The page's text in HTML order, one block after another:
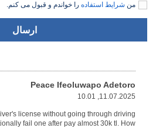
من شرایط استفاده را خواندم و قبول می کنم.
ارسال
Peace Ifeoluwapo Adetoro
11.07.2025, 10.01
license without going through driving
fail one after pay almost 30k tl. How